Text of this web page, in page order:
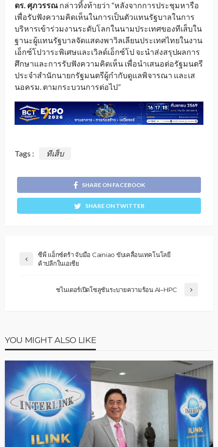
ดร. ศุภวรรณ กล่าวทิ้งท้ายว่า “หลังจากการประชุมหารือ
เพื่อรับฟังความคิดเห็นในการเป็นตัวแทนรัฐบาลในการ
บริหารเข้าร่วมงานระดับโลกในนามประเทศของทีเส็บใน
ฐานะผู้แทนรัฐบาลจัดแสดงพาวิลเลียนประเทศไทยในงาน
เอ็กซ์โปวาระพิเศษและเวิลด์เอ็กซ์โป จะนำส่งสรุปผลการ
ศึกษาและการรับฟังความคิดเห็น เพื่อนำเสนอต่อรัฐมนตรี
ประจำสำนักนายกรัฐมนตรีผู้กำกับดูแลพิจารณา และเส
นอครม. ตามกระบวนการต่อไป”
Tags : ทีเส็บ
SHARE ON FACEBOOK
SHARE ON TWITTER
ซีพี แอ็กซ์ตร้า จับมือ Cainiao ขับเคลื่อนเทคโนโลยี
ค้าปลีกในเอเชีย
ชไนเดอร์เปิดโซลูชันระบายความร้อน AI–HPC
YOU MIGHT ALSO LIKE